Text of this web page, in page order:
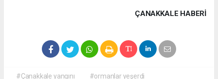
ÇANAKKALE HABERİ
#Çanakkale yangını #ormanlar yeşerdi